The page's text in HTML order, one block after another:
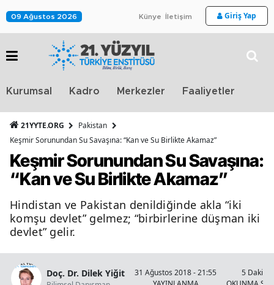
09 Ağustos 2026 Künye İletişim Giriş Yap
Kurumsal Kadro Merkezler Faaliyetler
21YYTE.ORG
Pakistan
Keşmir Sorunundan Su Savaşına: “Kan ve Su Birlikte Akamaz”
Keşmir Sorunundan Su Savaşına:
“Kan ve Su Birlikte Akamaz”
Hindistan ve Pakistan denildiğinde akla “iki
komşu devlet” gelmez; “birbirlerine düşman iki
devlet” gelir.
Doç. Dr. Dilek Yiğit
31 Ağustos 2018 - 21:55
5 Dakika